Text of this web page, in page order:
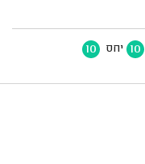
10 יחס 10